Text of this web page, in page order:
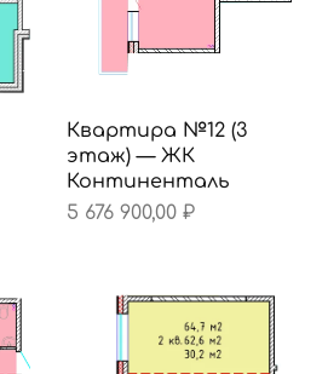
Квартира №12 (3
этаж) — ЖК
Континенталь
5 676 900,00 ₽